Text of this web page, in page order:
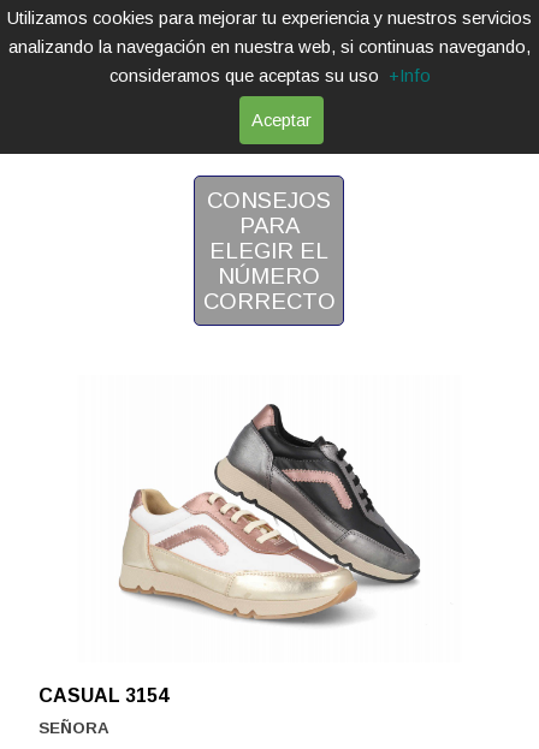
Utilizamos cookies para mejorar tu experiencia y nuestros servicios
analizando la navegación en nuestra web, si continuas navegando,
consideramos que aceptas su uso +Info
Aceptar
CONSEJOS
PARA
ELEGIR EL
NÚMERO
CORRECTO
CASUAL 3154
SEÑORA